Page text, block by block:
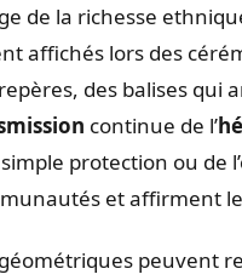
de la richesse
affichés lors des
des balises qui
continue de l’
protection ou de
et affirment
peuvent